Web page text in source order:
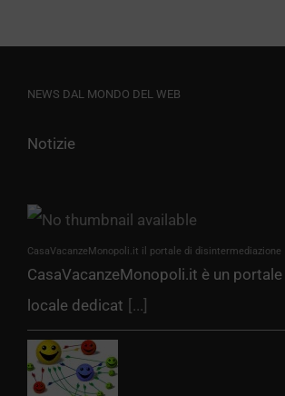
NEWS DAL MONDO DEL WEB
Notizie
CasaVacanzeMonopoli.it il portale di disintermediazione
CasaVacanzeMonopoli.it è un
locale dedicat [...]